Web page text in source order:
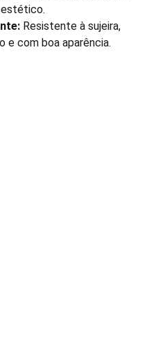
Resistente à sujeira,
e com boa aparência.